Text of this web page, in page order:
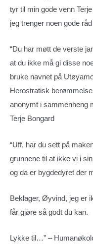
tyr til min gode venn
jeg trenger noen gode
“Du har møtt de verste
at du ikke må gi disse
bruke navnet på
Herostratisk
anonymt i sammenheng
Terje Bongard
“Uff, har du sett på
grunnene til at ikke vi i
og da er bygdedyret der
Beklager, Øyvind, jeg er
får gjøre så godt du kan.
Lykke til…” –